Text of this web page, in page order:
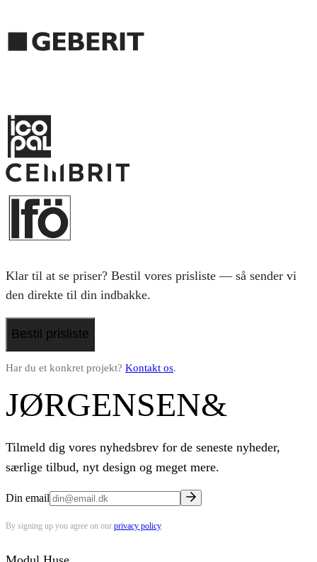
Klar til at se priser? Bestil vores prisliste — så sender vi
den direkte til din indbakke.
Bestil prisliste
Har du et konkret projekt? Kontakt os.
JØRGENSEN&
Tilmeld dig vores nyhedsbrev for de seneste nyheder,
særlige tilbud, nyt design og meget mere.
Din email
By signing up you agree on our privacy policy.